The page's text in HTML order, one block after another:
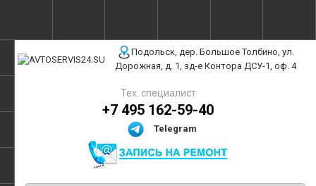
Подольск, дер. Большое Толбино, ул.
Дорожная, д. 1, зд-е Контора ДСУ-1, оф. 4
Тех. специалист
+7 495 162-59-40
Telegram